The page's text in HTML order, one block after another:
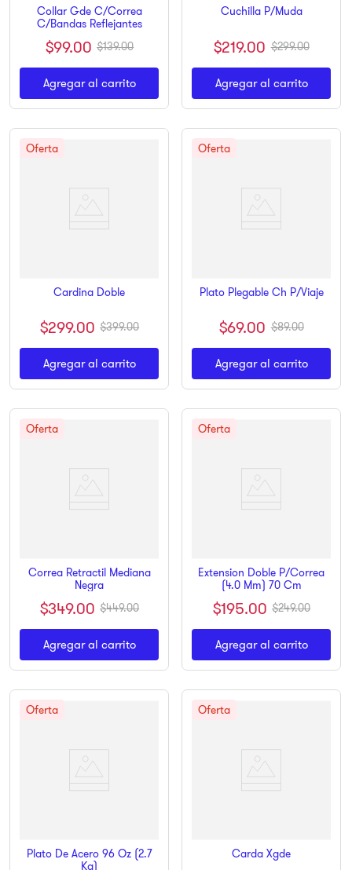
Collar Gde C/Correa
C/Bandas Reflejantes
$99.00 $139.00
Agregar al carrito
Cuchilla P/Muda
$219.00 $299.00
Agregar al carrito
Cardina Doble
$299.00 $399.00
Agregar al carrito
Plato Plegable Ch P/Viaje
$69.00 $89.00
Agregar al carrito
Correa Retractil Mediana
Negra
$349.00 $449.00
Agregar al carrito
Extension Doble P/Correa
(4.0 Mm) 70 Cm
$195.00 $249.00
Agregar al carrito
Plato De Acero 96 Oz (2.7
Kg)
Carda Xgde